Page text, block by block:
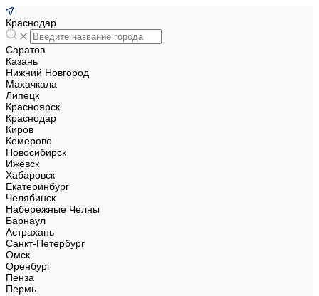
Краснодар
Саратов
Казань
Нижний Новгород
Махачкала
Липецк
Красноярск
Краснодар
Киров
Кемерово
Новосибирск
Ижевск
Хабаровск
Екатеринбург
Челябинск
Набережные Челны
Барнаул
Астрахань
Санкт-Петербург
Омск
Оренбург
Пенза
Пермь